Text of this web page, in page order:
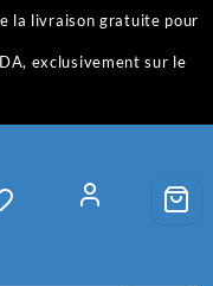
la livraison gratuite pour
exclusivement sur le